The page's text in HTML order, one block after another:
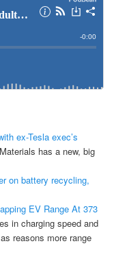
ex-Tesla exec’s
has a new, big
on battery recycling,
EV Range At 373
in charging speed and
reasons more range